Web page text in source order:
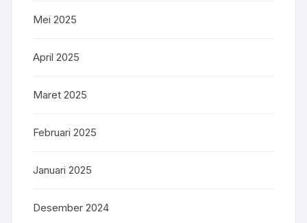
Mei 2025
April 2025
Maret 2025
Februari 2025
Januari 2025
Desember 2024